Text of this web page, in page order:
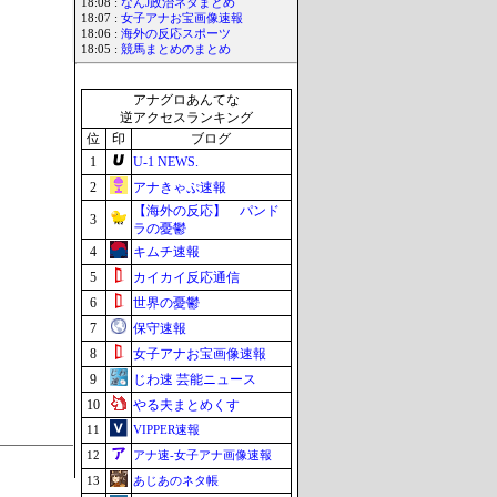
18:08 : なんJ政治ネタまとめ
18:07 : 女子アナお宝画像速報
18:06 : 海外の反応スポーツ
18:05 : 競馬まとめのまとめ
アナグロあんてな
逆アクセスランキング
位
印
ブログ
1
U-1 NEWS.
2
アナきゃぷ速報
3
【海外の反応】 パンド
ラの憂鬱
4
キムチ速報
5
カイカイ反応通信
6
世界の憂鬱
7
保守速報
8
女子アナお宝画像速報
9
じわ速 芸能ニュース
10
やる夫まとめくす
11
VIPPER速報
12
アナ速‐女子アナ画像速報
13
あじあのネタ帳